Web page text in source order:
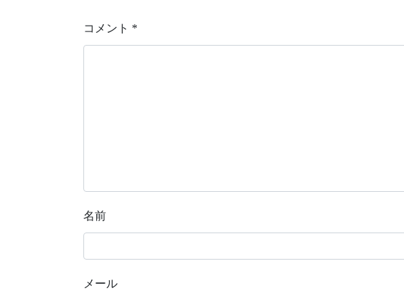
コメント *
名前
メール